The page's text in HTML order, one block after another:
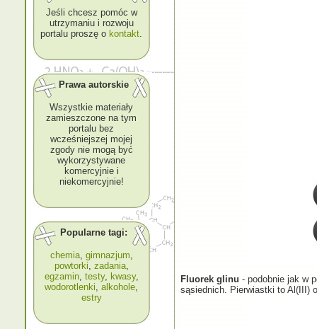
Jeśli chcesz pomóc w
utrzymaniu i rozwoju
portalu proszę o kontakt.
Prawa autorskie
Wszystkie materiały
zamieszczone na tym
portalu bez
wcześniejszej mojej
zgody nie mogą być
wykorzystywane
komercyjnie i
niekomercyjnie!
Popularne tagi:
chemia, gimnazjum,
powtorki, zadania,
egzamin, testy, kwasy,
wodorotlenki, alkohole,
estry
Fluorek glinu - podobnie jak w
sąsiednich. Pierwiastki to Al(III)